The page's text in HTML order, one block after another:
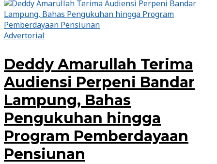
Advertorial
Deddy Amarullah Terima
Audiensi Perpeni Bandar
Lampung, Bahas
Pengukuhan hingga
Program Pemberdayaan
Pensiunan